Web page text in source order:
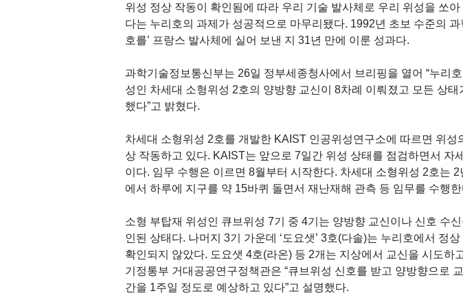
위성 정상 작동이 확인됨에 따라 우리 기술 발사체로 우리 위성을 쏘
다는 누리호의 과제가 성공적으로 마무리됐다. 1992년 초보 수준의 과
호를’ 프랑스 발사체에 실어 보낸 지 31년 만에 이룬 성과다.
과학기술정보통신부는 26일 정부세종청사에서 브리핑을 열어 “누리
성인 차세대 소형위성 2호의 양방향 교신이 8차례 이뤄졌고 모든 상태
했다”고 밝혔다.
차세대 소형위성 2호를 개발한 KAIST 인공위성연구소에 따르면 위성
상 작동하고 있다. KAIST는 앞으로 7일간 위성 상태를 점검하면서 자
이다. 임무 수행은 이르면 8월부터 시작한다. 차세대 소형위성 2호는 2
에서 하루에 지구를 약 15바퀴 돌면서 재난재해 관측 등 임무를 수행한
소형 부탑재 위성인 큐브위성 7기 중 4기는 양방향 교신이나 신호 수
인된 상태다. 나머지 3기 가운데 ‘도요샛’ 3호(다솔)는 누리호에서 정
확인되지 않았다. 도요샛 4호(라온) 등 2개는 지상에서 교신을 시도하
기정통부 거대공공연구정책관은 “큐브위성 신호를 받고 양방향으로
간을 1주일 정도로 예상하고 있다”고 설명했다.